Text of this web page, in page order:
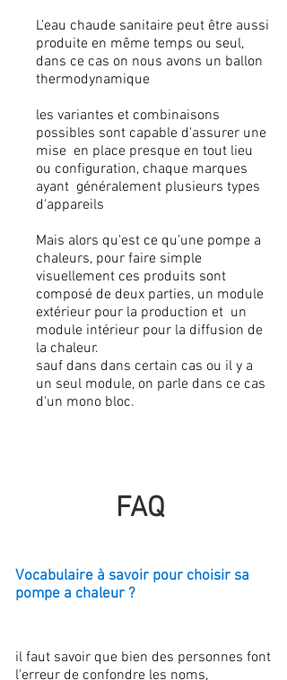
L'eau chaude sanitaire peut être aussi
produite en même temps ou seul,
dans ce cas on nous avons un ballon
thermodynamique
les variantes et combinaisons
possibles sont capable d'assurer une
mise en place presque en tout lieu
ou configuration, chaque marques
ayant généralement plusieurs types
d'appareils
Mais alors qu'est ce qu'une pompe a
chaleurs, pour faire simple
visuellement ces produits sont
composé de deux parties, un module
extérieur pour la production et un
module intérieur pour la diffusion de
la chaleur.
sauf dans dans certain cas ou il y a
un seul module, on parle dans ce cas
d'un mono bloc.
FAQ
Vocabulaire à savoir pour choisir sa
pompe a chaleur ?
il faut savoir que bien des personnes font
l'erreur de confondre les noms,